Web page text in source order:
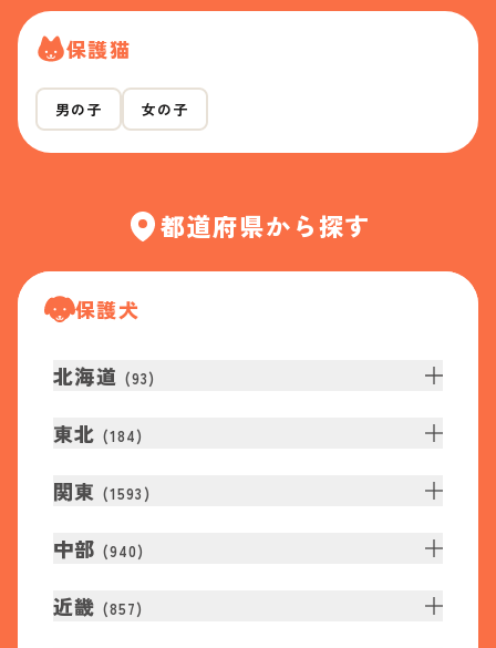
保護猫
男の子 女の子
都道府県から探す
保護犬
北海道 (93)
東北 (184)
関東 (1593 )
中部 (940)
近畿 (857)